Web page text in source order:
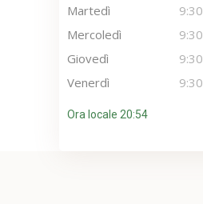
Martedì
9:30
Mercoledì
9:30
Giovedì
9:30
Venerdì
9:30
Ora locale 20:54